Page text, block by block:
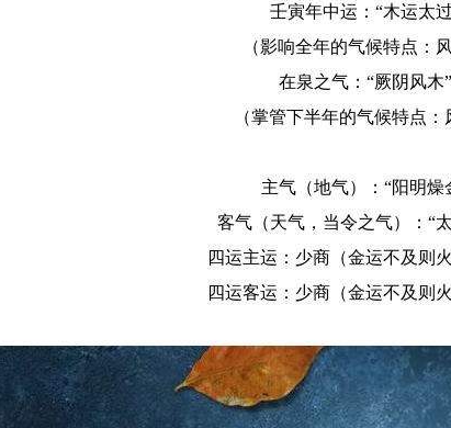
壬寅年中运：“木运太
（影响全年的气候特点：风
在泉之气：“厥阴风木”
（掌管下半年的气候特点：
主气（地气）：“阳明燥
客气（天气，当令之气）：“
四运主运：少商（金运不及则火
四运客运：少商（金运不及则火